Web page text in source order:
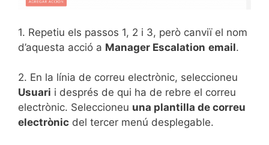
1. Repetiu els passos 1, 2 i 3, però canviï el nom
d’aquesta acció a Manager Escalation email.
2. En la línia de correu electrònic, seleccioneu
Usuari i després de qui ha de rebre el correu
electrònic. Seleccioneu una plantilla de correu
electrònic del tercer menú desplegable.